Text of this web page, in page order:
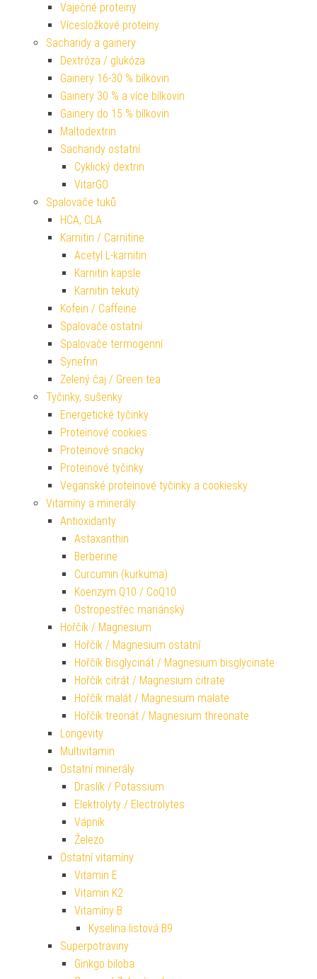
Vaječné proteiny
Vícesložkové proteiny
Sacharidy a gainery
Dextróza / glukóza
Gainery 16-30 % bílkovin
Gainery 30 % a více bílkovin
Gainery do 15 % bílkovin
Maltodextrin
Sacharidy ostatní
Cyklický dextrin
VitarGO
Spalovače tuků
HCA, CLA
Karnitin / Carnitine
Acetyl L-karnitin
Karnitin kapsle
Karnitin tekutý
Kofein / Caffeine
Spalovače ostatní
Spalovače termogenní
Synefrin
Zelený čaj / Green tea
Tyčinky, sušenky
Energetické tyčinky
Proteinové cookies
Proteinové snacky
Proteinové tyčinky
Veganské proteinové tyčinky a cookiesky
Vitamíny a minerály
Antioxidanty
Astaxanthin
Berberine
Curcumin (kurkuma)
Koenzym Q10 / CoQ10
Ostropestřec mariánský
Hořčík / Magnesium
Hořčík / Magnesium ostatní
Hořčík Bisglycinát / Magnesium bisglycinate
Hořčík citrát / Magnesium citrate
Hořčík malát / Magnesium malate
Hořčík treonát / Magnesium threonate
Longevity
Multivitamin
Ostatní minerály
Draslík / Potassium
Elektrolyty / Electrolytes
Vápník
Železo
Ostatní vitamíny
Vitamin E
Vitamin K2
Vitamíny B
Kyselina listová B9
Superpotraviny
Ginkgo biloba